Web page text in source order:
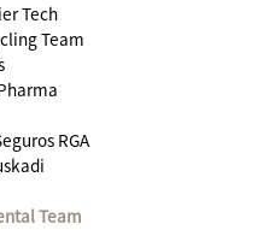
Tech
Team
RGA
Team